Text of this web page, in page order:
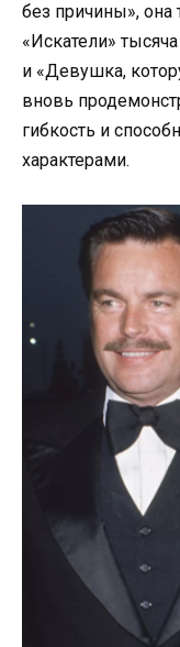
без причины»,
«Искатели»
и «Девушка,
вновь
гибкость и
характерами.